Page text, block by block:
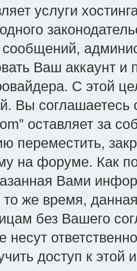
услуги
Ваш аккаунт и
С этой
Вы соглашаетесь
оставляет за
переместить,
на форуме. Как
Вами
же время,
без Вашего
несут
доступ к